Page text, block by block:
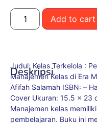
Add to cart
Deskripsi
Judul: Kelas Terkelola :
Manajemen Kelas di Era
Afifah Salamah ISBN: –
Cover Ukuran: 15.5 x 23
Manajemen kelas
pembelajaran. Buku ini